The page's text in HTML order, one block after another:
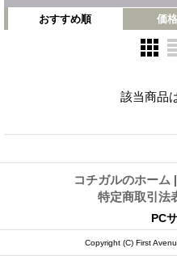
おすすめ順 価
該当商品
コチガルのホーム |
特定商取引法
PC
Copyright (C) First